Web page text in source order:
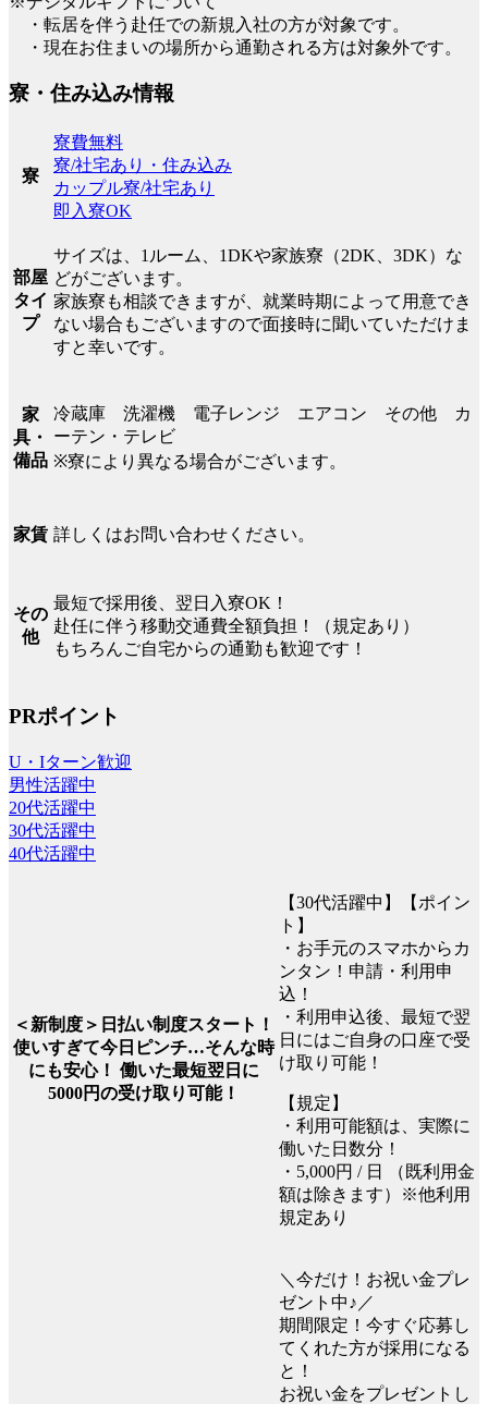
・転居を伴う赴任での新規入社の方が対象です。
・現在お住まいの場所から通勤される方は対象外です。
寮・住み込み情報
寮
寮費無料
寮/社宅あり・住み込み
カップル寮/社宅あり
即入寮OK
部屋
タイ
プ
サイズは、1ルーム、1DKや家族寮（2DK、3DK）な
どがございます。
家族寮も相談できますが、就業時期によって用意でき
ない場合もございますので面接時に聞いていただけま
すと幸いです。
家
具・
備品
冷蔵庫 洗濯機 電子レンジ エアコン その他 カ
ーテン・テレビ
※寮により異なる場合がございます。
家賃 詳しくはお問い合わせください。
その
他
最短で採用後、翌日入寮OK！
赴任に伴う移動交通費全額負担！（規定あり）
もちろんご自宅からの通勤も歓迎です！
PRポイント
U・Iターン歓迎
男性活躍中
20代活躍中
30代活躍中
40代活躍中
＜新制度＞日払い制度スタート！
使いすぎて今日ピンチ…そんな時
にも安心！ 働いた最短翌日に
5000円の受け取り可能！
【30代活躍中】【ポイン
ト】
・お手元のスマホからカ
ンタン！申請・利用申
込！
・利用申込後、最短で翌
日にはご自身の口座で受
け取り可能！
【規定】
・利用可能額は、実際に
働いた日数分！
・5,000円 / 日 （既利用金
額は除きます）※他利用
規定あり
＼今だけ！お祝い金プレ
ゼント中♪／
期間限定！今すぐ応募し
てくれた方が採用になる
と！
お祝い金をプレゼントし